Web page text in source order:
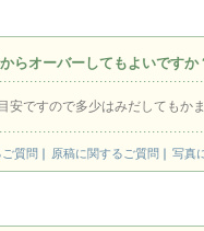
らオーバーしてもよいですか
安ですので多少はみだしてもか
質問 原稿に関するご質問 写真